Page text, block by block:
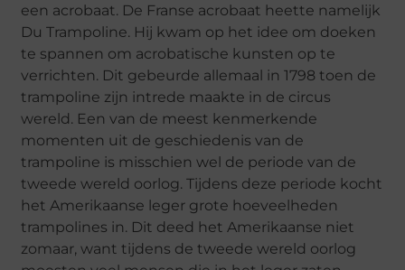
een acrobaat. De Franse acrobaat heette namelijk
Du Trampoline. Hij kwam op het idee om doeken
te spannen om acrobatische kunsten op te
verrichten. Dit gebeurde allemaal in 1798 toen de
trampoline zijn intrede maakte in de circus
wereld. Een van de meest kenmerkende
momenten uit de geschiedenis van de
trampoline is misschien wel de periode van de
tweede wereld oorlog. Tijdens deze periode kocht
het Amerikaanse leger grote hoeveelheden
trampolines in. Dit deed het Amerikaanse niet
zomaar, want tijdens de tweede wereld oorlog